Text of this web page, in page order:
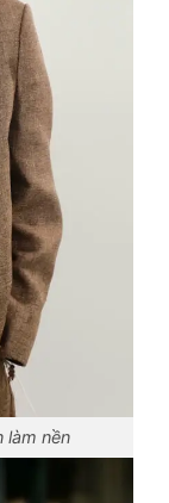
làm nền